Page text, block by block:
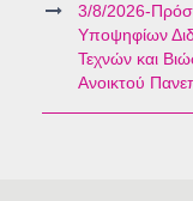
3/8/2026-
Υποψηφίων
Τεχνών και
Ανοικτού